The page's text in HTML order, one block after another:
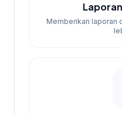
Memberikan laporan